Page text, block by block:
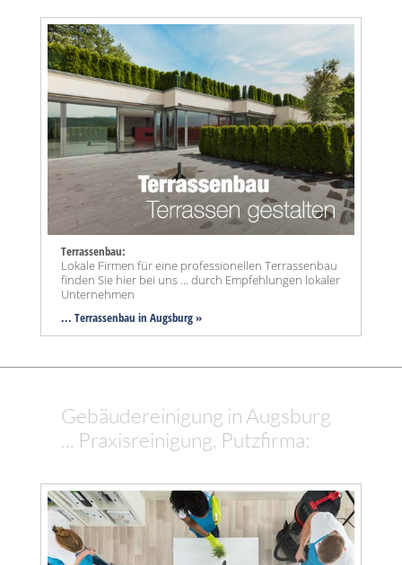
Terrassenbau:
Lokale Firmen für eine professionellen Terrassenbau
finden Sie hier bei uns ... durch Empfehlungen lokaler
Unternehmen
... Terrassenbau in Augsburg »
Gebäudereinigung in Augsburg
... Praxisreinigung, Putzfirma: